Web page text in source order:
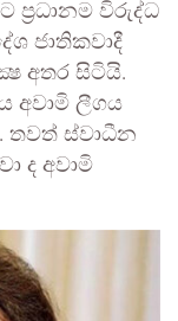
ප්‍රධානම විරුද්ධ
ජාතිකවාදී
අතර සිටියි.
අවාමි ලීගය
ස්වාධීන
ද අවාමි